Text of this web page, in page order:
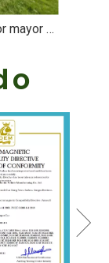
Venta al por mayor de coches turísticos eléctricos de alta calidad con 14 asientos - EG6158K